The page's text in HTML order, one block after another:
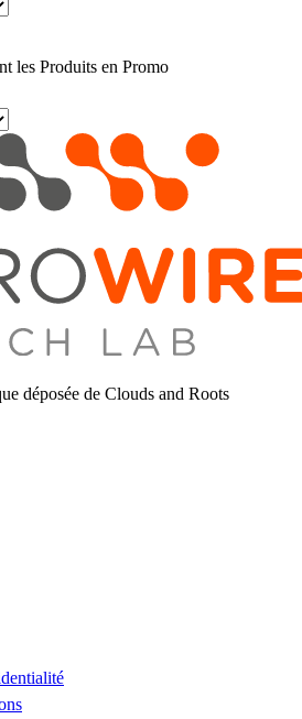
les Produits en Promo
déposée de Clouds and Roots